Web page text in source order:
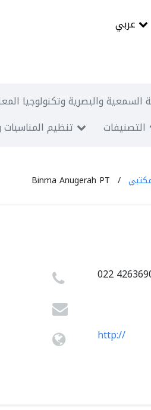
السمعية والبصرية وتكنولوجيا
تنظيم التصنيفات
Binma Anugerah PT
022
http://